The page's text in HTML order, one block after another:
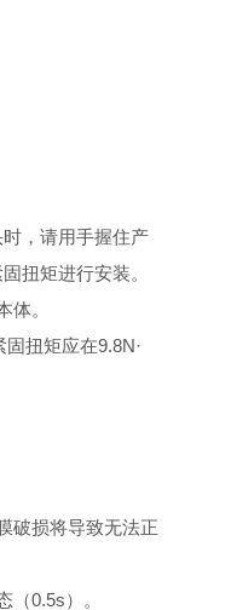
，请用手握住产
扭矩进行安装。
体。
扭矩应在9.8N·
破损将导致无法正
（0.5s）。